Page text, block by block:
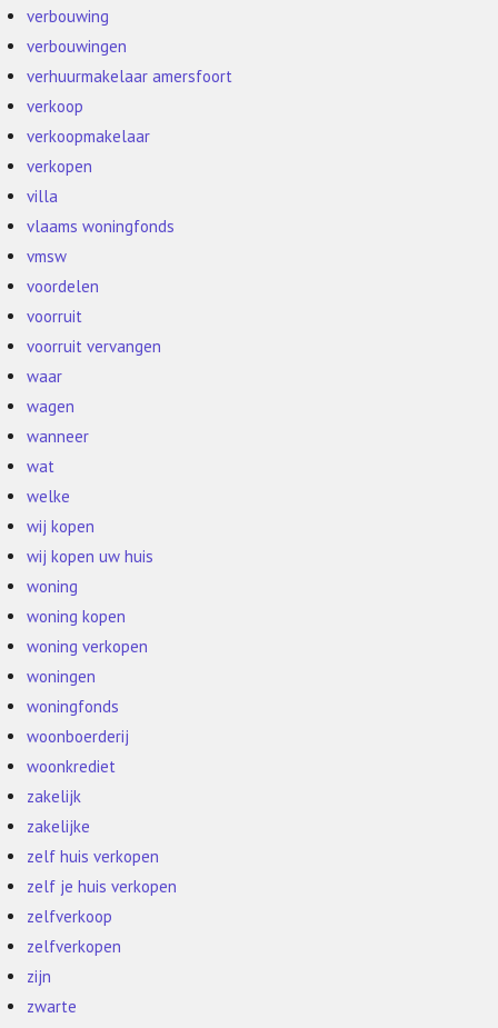
verbouwing
verbouwingen
verhuurmakelaar amersfoort
verkoop
verkoopmakelaar
verkopen
villa
vlaams woningfonds
vmsw
voordelen
voorruit
voorruit vervangen
waar
wagen
wanneer
wat
welke
wij kopen
wij kopen uw huis
woning
woning kopen
woning verkopen
woningen
woningfonds
woonboerderij
woonkrediet
zakelijk
zakelijke
zelf huis verkopen
zelf je huis verkopen
zelfverkoop
zelfverkopen
zijn
zwarte